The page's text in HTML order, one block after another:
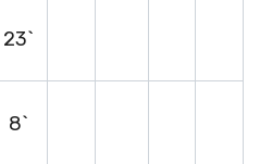
23`
8`